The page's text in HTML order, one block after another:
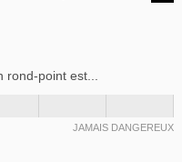
point est...
JAMAIS DANGEREUX